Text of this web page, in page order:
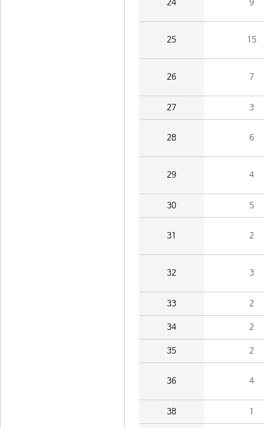
24 9
25 15
26 7
27 3
28 6
29 4
30 5
31 2
32 3
33 2
34 2
35 2
36 4
38 1